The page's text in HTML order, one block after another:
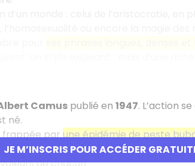
JE M’INSCRIS POUR ACCÉDER
Camuspublié en 1947. L’action
né.
frappée parune épidémie de peste
manière : certains fuient, d’autres